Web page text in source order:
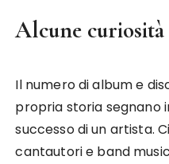
Alcune curiosità
Il numero di album e
propria storia segnano
successo di un artista.
cantautori e band